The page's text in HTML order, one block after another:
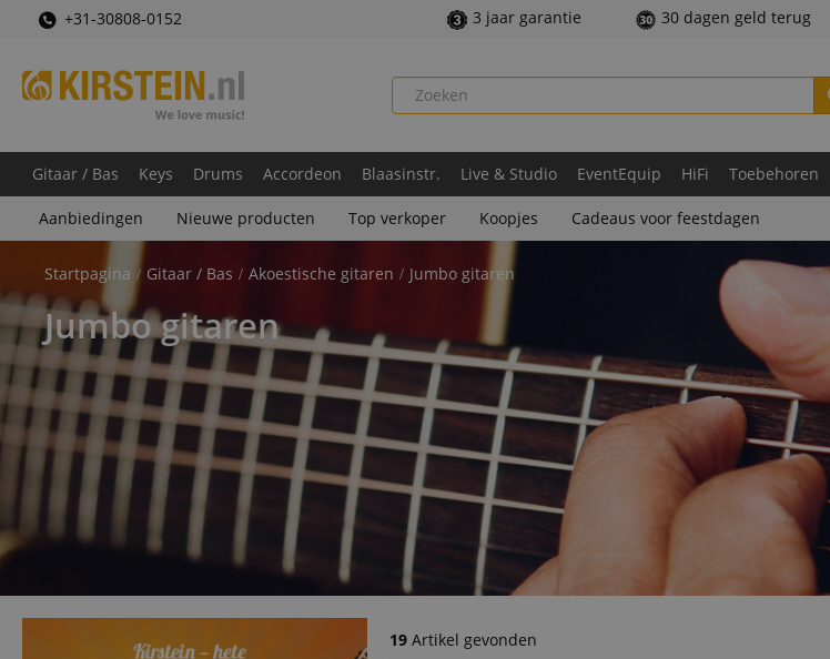
+31-30808-0152 3 jaar garantie 30 dagen geld terug
Gitaar / Bas Keys Drums Accordeon Blaasinstr. Live & Studio EventEquip HiFi Toebehoren
Aanbiedingen Nieuwe producten Top verkoper Koopjes Cadeaus voor feestdagen
Startpagina Gitaar / Bas Akoestische gitaren Jumbo gitaren
Jumbo gitaren
19 Artikel gevonden